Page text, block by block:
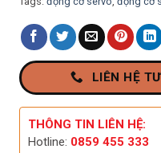
LIÊN HỆ
THÔNG TIN LIÊN HỆ:
Hotline: 0859 455 333